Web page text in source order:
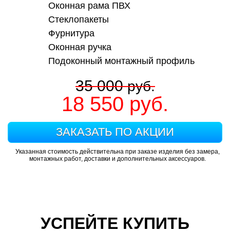
Оконная рама ПВХ
Стеклопакеты
Фурнитура
Оконная ручка
Подоконный монтажный профиль
35 000руб.
18 550 руб.
ЗАКАЗАТЬ ПО АКЦИИ
Указанная стоимость действительна при заказе изделия без замера,
монтажных работ, доставки и дополнительных аксессуаров.
УСПЕЙТЕ КУПИТЬ